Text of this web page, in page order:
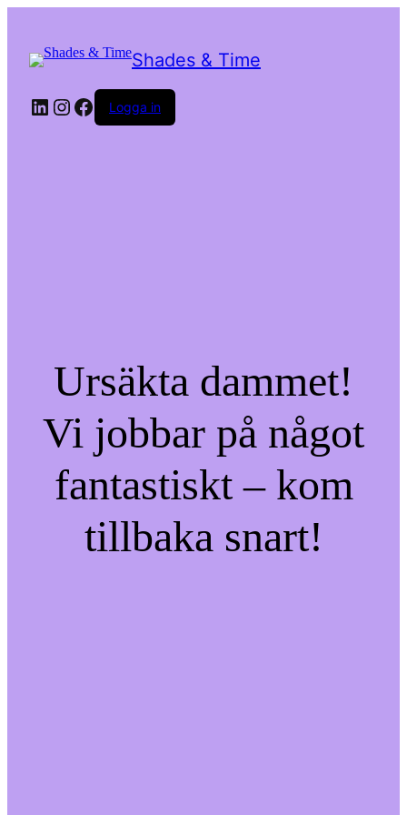
Shades & Time
LinkedIn
Instagram
Facebook
Logga in
Ursäkta dammet!
Vi jobbar på något
fantastiskt – kom
tillbaka snart!